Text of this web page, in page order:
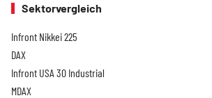
Sektorvergleich
Infront Nikkei 225
DAX
Infront USA 30 Industrial
MDAX